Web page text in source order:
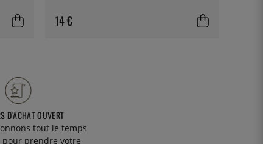
14 €
D'ACHAT OUVERT
tout le temps
pour prendre votre